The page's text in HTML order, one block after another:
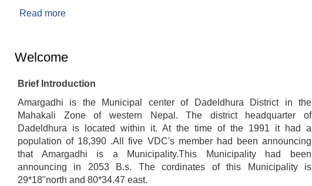
Read more
Welcome
Brief Introduction
Amargadhi is the Municipal center of Dadeldhura District in the
Mahakali Zone of western Nepal. The district headquarter of
Dadeldhura is located within it. At the time of the 1991 it had a
population of 18,390 .All five VDC's member had been announcing
that Amargadhi is a Municipality.This Municipality had been
announcing in 2053 B.s. The cordinates of this Municipality is
29*18"north and 80*34.47 east.